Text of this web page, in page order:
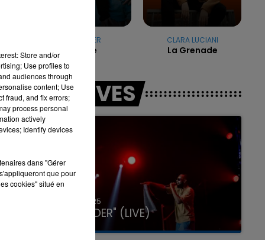
7h00 - 11h00
LA TEAM DE L'ÉTÉ
SLAYYYTER
Dance
CLARA LUCIANI
La Grenade
LES LIVES
31 janvier 2025
GIMS "SPIDER" (LIVE)
Store and/or
Use profiles to
audiences through
content; Use
fraud, and fix errors;
process personal
actively
Identify devices
dans "Gérer
que pour
cookies" situé en